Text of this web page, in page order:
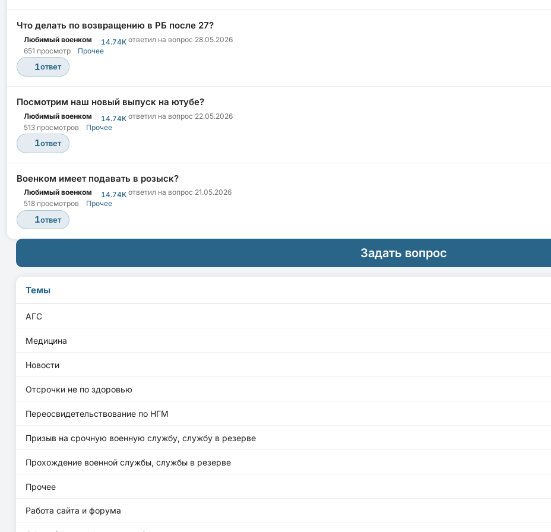
Что делать по возвращению в РБ после 27?
Любимый военком 14.74Kответил на вопрос 28.05.2026
651 просмотр
Прочее
1ответ
Посмотрим наш новый выпуск на ютубе?
Любимый военком 14.74Kответил на вопрос 22.05.2026
513 просмотров
Прочее
1ответ
Военком имеет подавать в розыск?
Любимый военком 14.74Kответил на вопрос 21.05.2026
518 просмотров
Прочее
1ответ
Задать вопрос
Темы
АГС
Медицина
Новости
Отсрочки не по здоровью
Переосвидетельствование по НГМ
Призыв на срочную военную службу, службу в резерве
Прохождение военной службы, службы в резерве
Прочее
Работа сайта и форума